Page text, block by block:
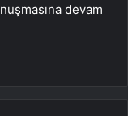
devam